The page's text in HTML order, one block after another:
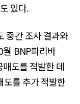
있다.
중간 조사 결과와
월 BNP파리바
매도를 적발한 데
도를 추가 적발한